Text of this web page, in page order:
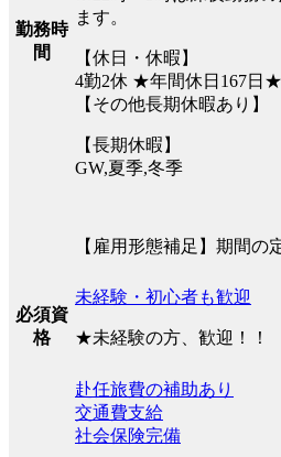
勤務時
間
ます。
【休日・休暇】
4勤2休 ★年間休日167日
【その他長期休暇あり】
【長期休暇】
GW,夏季,冬季
【雇用形態補足】期間の
必須資
格
未経験・初心者も歓迎
★未経験の方、歓迎！！
赴任旅費の補助あり
交通費支給
社会保険完備